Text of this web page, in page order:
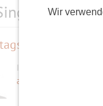
Wir
Events
Initiator
adventurefox